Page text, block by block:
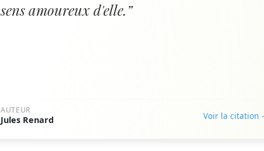
sens amoureux d'elle.”
AUTEUR
Jules Renard Voir la citation